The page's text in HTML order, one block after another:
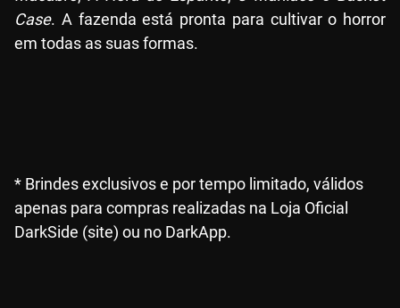
Case. A fazenda está pronta para cultivar o horror
em todas as suas formas.
* Brindes exclusivos e por tempo limitado, válidos
apenas para compras realizadas na Loja Oficial
DarkSide (site) ou no DarkApp.